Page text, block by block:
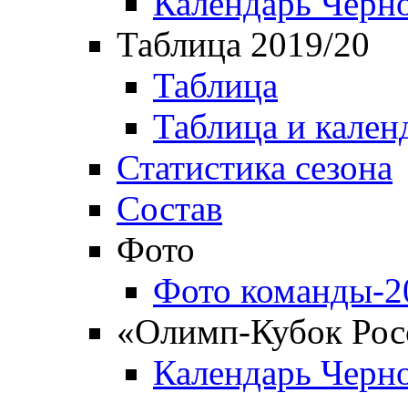
Таблица 2019/20
Таблица
Таблица и
Статистика сезона
Состав
Фото
Фото команды-
«Олимп-Кубок
Календарь